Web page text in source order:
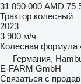
31 890 000 AMD 75
Трактор колесный
2023
3 900 м/ч
Колесная формула
Германия,
E-FARM GmbH
Связаться с